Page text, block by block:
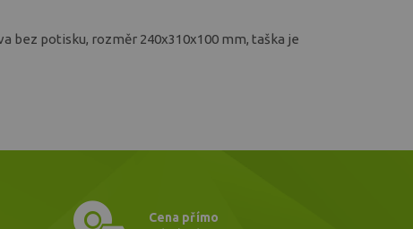
bez potisku, rozměr 240x310x100 mm, taška je
Cena přímo